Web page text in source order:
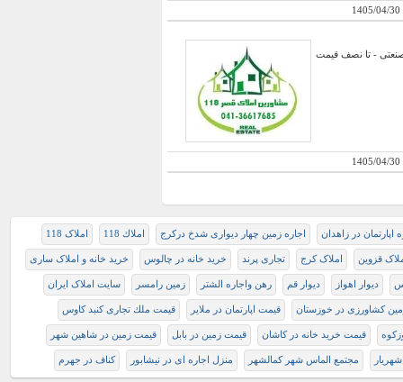
1405/04/30
15600 - سالن حدود 1500 - سند 6 دانک با کاربری صنعتی - تا نصف قیمت
1405/04/30
اپارتمان در زاهدان اجاره زمین چهار دیواری شدخ درکرج املاك 118 املاک 118
قزوین املاک کرج تجاری پرند خرید خانه در چالوس خرید خانه و املاک ساری
دیوار اهواز دیوار قم رهن واجاره الشتر زمین رامسر سایت املاک ایران
کشاورزی در خوزستان قيمت اپارتمان در ملاير ﻗﻴﻤﺖ ﻣﻠﻚ ﺗﺠﺎﺭﻯ ﻛﻨﺒﺪ كاوس
قیمت خرید خانه در کاشان قیمت زمین در بابل قیمت زمین در شاهین شهر
مجتمع الماس شهر کمالشهر منزل اجاره ای در نیشابور کناف در جهرم